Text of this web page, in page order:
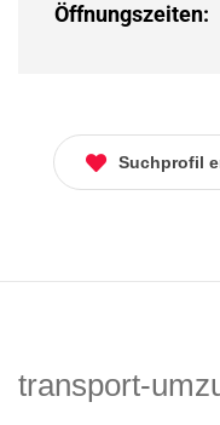
Öffnungszeiten:
Suchprofil
transport-